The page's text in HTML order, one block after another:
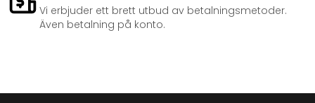
Vi erbjuder ett brett utbud av betalningsmetoder.
Även betalning på konto.